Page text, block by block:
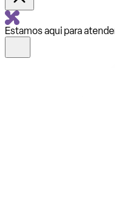
Estamos aqui para